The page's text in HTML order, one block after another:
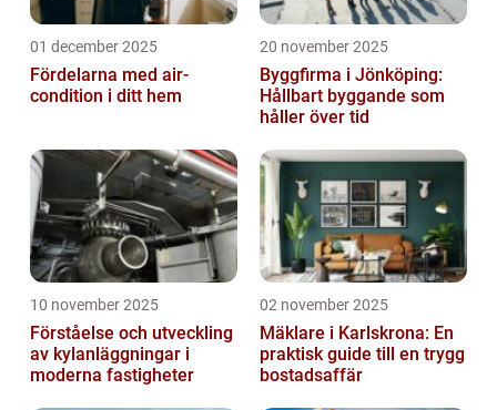
01 december 2025
Fördelarna med air-
condition i ditt hem
20 november 2025
Byggfirma i Jönköping:
Hållbart byggande som
håller över tid
10 november 2025
Förståelse och utveckling
av kylanläggningar i
moderna fastigheter
02 november 2025
Mäklare i Karlskrona: En
praktisk guide till en trygg
bostadsaffär